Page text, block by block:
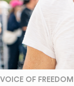
VOICE OF FREEDOM